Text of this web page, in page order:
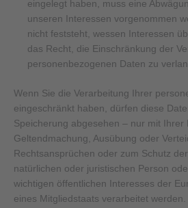
eingelegt haben, muss eine
unseren Interessen vorgenommen
nicht feststeht, wessen Interessen
das Recht, die Einschränkung der
personenbezogenen Daten zu
Wenn Sie die Verarbeitung Ihrer
eingeschränkt haben, dürfen diese
Speicherung abgesehen – nur mit Ihrer
Geltendmachung, Ausübung oder
Rechtsansprüchen oder zum Schutz
natürlichen oder juristischen Person
wichtigen öffentlichen Interesses der
eines Mitgliedstaats verarbeitet werden.